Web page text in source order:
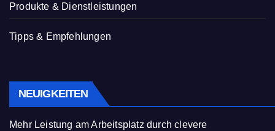
Produkte & Dienstleistungen
Tipps & Empfehlungen
NEUIGKEITEN
Mehr Leistung am Arbeitsplatz durch clevere